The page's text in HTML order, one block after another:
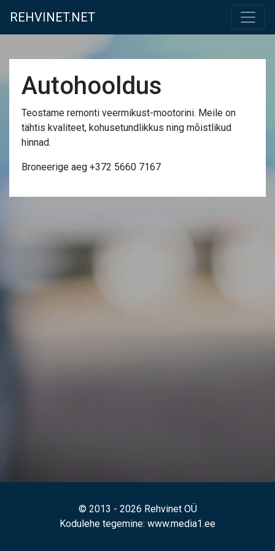
REHVINET.NET
Autohooldus
Teostame remonti veermikust-mootorini. Meile on
tähtis kvaliteet, kohusetundlikkus ning mõistlikud
hinnad.
Broneerige aeg +372 5660 7167
© 2013 - 2026 Rehvinet OÜ
Kodulehe tegemine: www.media1.ee